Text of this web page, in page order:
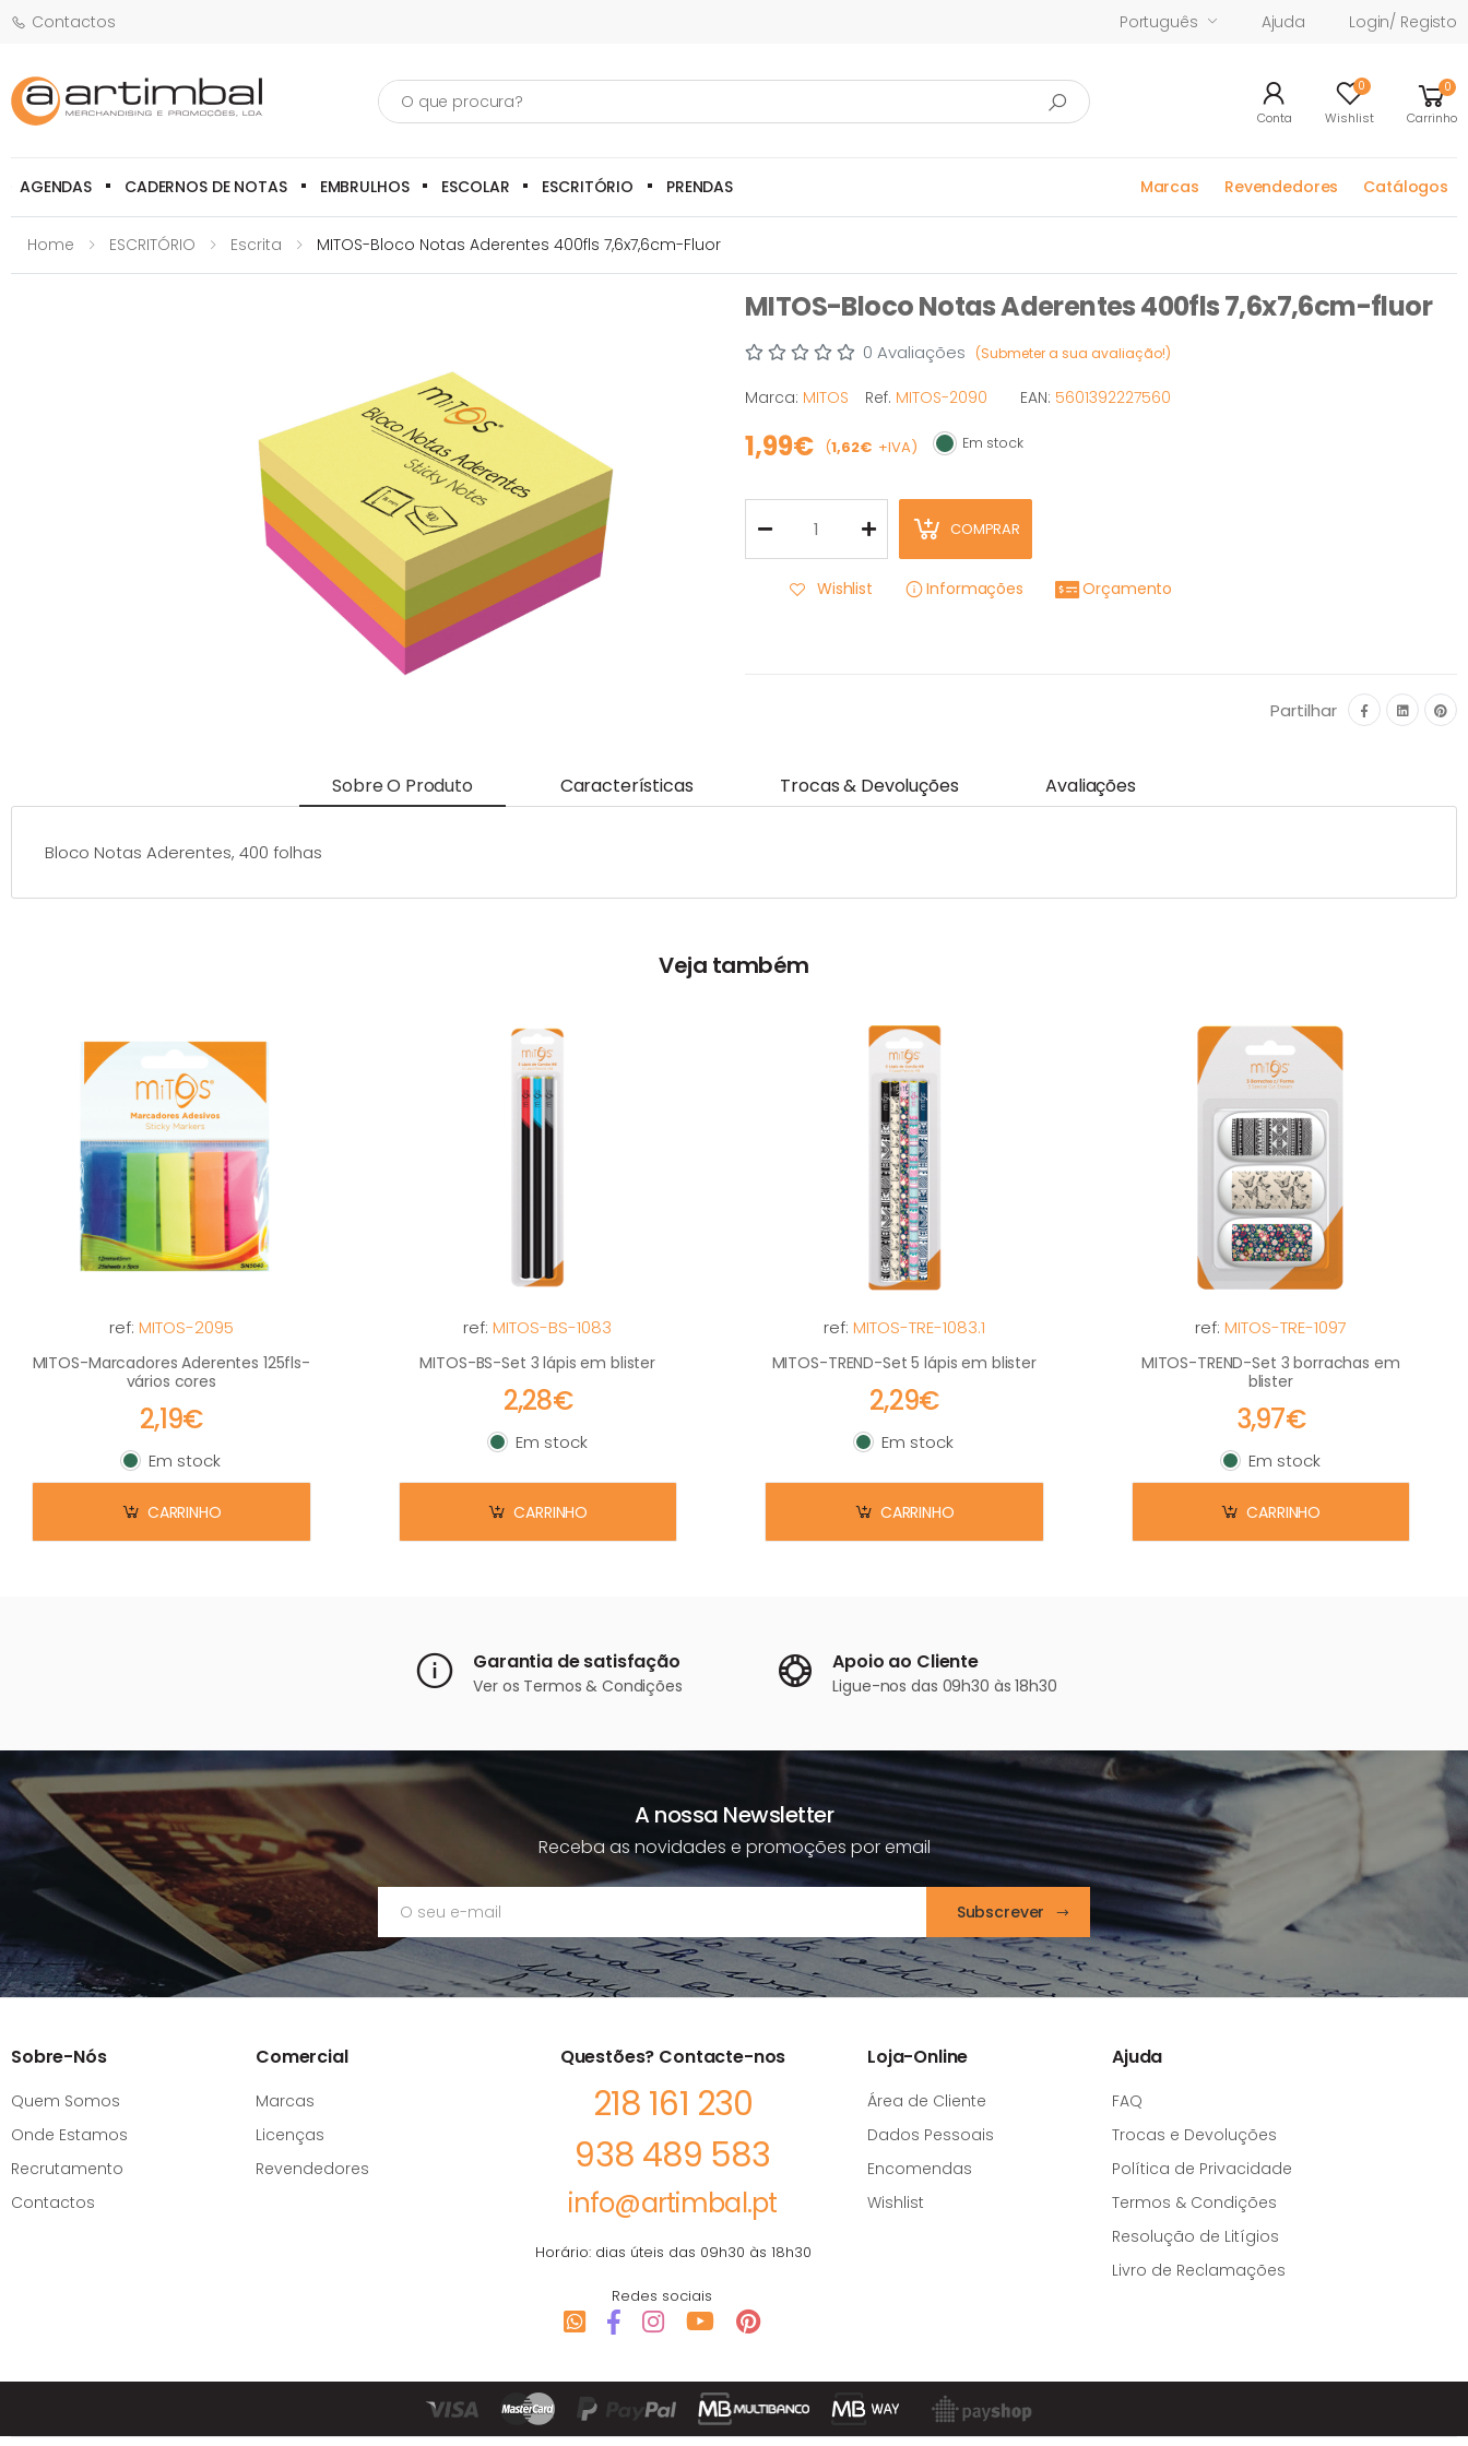
Contactos Português Ajuda Login/ Registo
Pesquisa
Conta
0
Wishlist
0
Carrinho
AGENDAS CADERNOS DE NOTAS EMBRULHOS ESCOLAR ESCRITÓRIO PRENDAS Marcas Revendedores Catálogos
Home ESCRITÓRIO Escrita MITOS-Bloco Notas Aderentes 400fls 7,6x7,6cm-Fluor
MITOS-Bloco Notas Aderentes 400fls 7,6x7,6cm-fluor
0 Avaliações (Submeter a sua avaliação!)
Marca: MITOS Ref. MITOS-2090 EAN: 5601392227560
1,99€ (1,62€ +IVA) Em stock
Em stock
COMPRAR
Wishlist Informações Orçamento
Partilhar
Sobre O Produto Características Trocas & Devoluções Avaliações
Bloco Notas Aderentes, 400 folhas
Veja também
ref: MITOS-2095
MITOS-Marcadores Aderentes 125fls-
vários cores
2,19€
Em stock
Em stock
CARRINHO
ref:MITOS-BS-1083
MITOS-BS-Set 3 lápis em blister
2,28€
Em stock
Em stock
CARRINHO
ref: MITOS-TRE-1083.1
MITOS-TREND-Set 5 lápis em blister
2,29€
Em stock
Em stock
CARRINHO
ref: MITOS-TRE-1097
MITOS-TREND-Set 3 borrachas em
blister
3,97€
Em stock
Em stock
CARRINHO
Garantia de satisfação
Ver os Termos & Condições
Apoio ao Cliente
Ligue-nos das 09h30 às 18h30
A nossa Newsletter
Receba as novidades e promoções por email
Subscrever
Sobre-Nós
Quem Somos
Onde Estamos
Recrutamento
Contactos
Comercial
Marcas
Licenças
Revendedores
Questões? Contacte-nos
218 161 230
938 489 583
info@artimbal.pt
Horário: dias úteis das 09h30 às 18h30
Redes sociais
Loja-Online
Área de Cliente
Dados Pessoais
Encomendas
Wishlist
Ajuda
FAQ
Trocas e Devoluções
Política de Privacidade
Termos & Condições
Resolução de Litígios
Livro de Reclamações